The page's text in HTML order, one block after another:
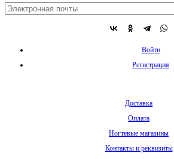
Войти
Регистрация
Доставка
Оплата
Ногтевые магазины
Контакты и реквизиты